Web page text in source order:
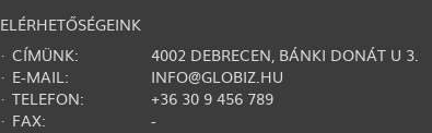
ELÉRHETŐSÉGEINK
· CÍMÜNK:
4002 DEBRECEN, BÁNKI DONÁT U 3.
· E-MAIL:
INFO@GLOBIZ.HU
· TELEFON:
+36 30 9 456 789
· FAX:
-